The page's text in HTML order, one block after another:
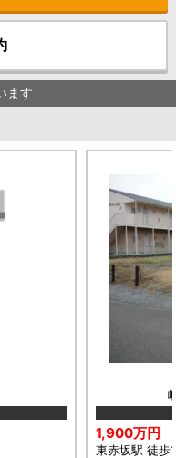
ます
1,900万円
東赤坂駅 徒歩